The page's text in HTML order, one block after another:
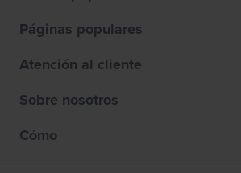
Páginas populares
Atención al cliente
Sobre nosotros
Cómo